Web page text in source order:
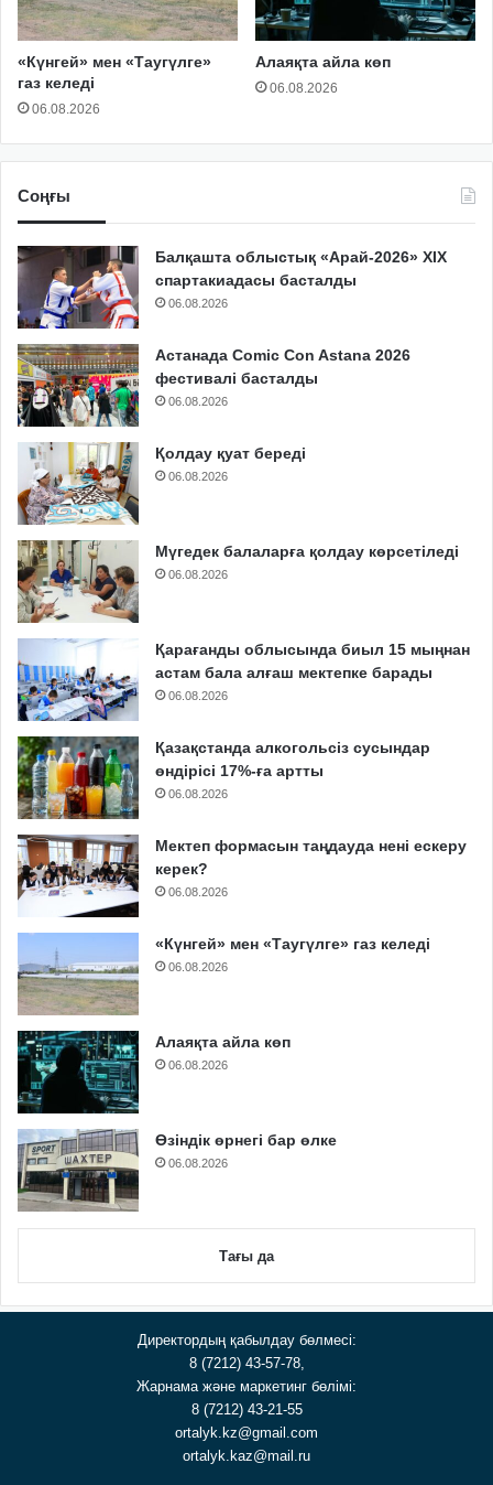
«Күнгей» мен «Таугүлге»
газ келеді
06.08.2026
Алаяқта айла көп
06.08.2026
Соңғы
Балқашта облыстық «Арай-2026» XIX
спартакиадасы басталды
06.08.2026
Астанада Comic Con Astana 2026
фестивалі басталды
06.08.2026
Қолдау қуат береді
06.08.2026
Мүгедек балаларға қолдау көрсетіледі
06.08.2026
Қарағанды облысында биыл 15 мыңнан
астам бала алғаш мектепке барады
06.08.2026
Қазақстанда алкогольсіз сусындар
өндірісі 17%-ға артты
06.08.2026
Мектеп формасын таңдауда нені ескеру
керек?
06.08.2026
«Күнгей» мен «Таугүлге» газ келеді
06.08.2026
Алаяқта айла көп
06.08.2026
Өзіндік өрнегі бар өлке
06.08.2026
Тағы да
Директордың қабылдау бөлмесі:
8 (7212) 43-57-78,
Жарнама және маркетинг бөлімі:
8 (7212) 43-21-55
ortalyk.kz@gmail.com
ortalyk.kaz@mail.ru